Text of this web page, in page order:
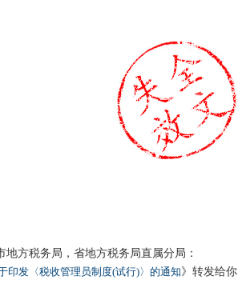
方税务局，省地方税务局直属分局：
印发〈税收管理员制度(试行)〉的通知》转发给你